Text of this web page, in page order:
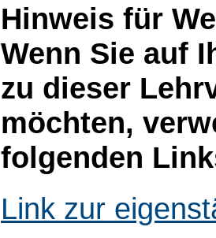
Hinweis für
Wenn Sie auf
zu dieser
möchten,
folgenden
Link zur